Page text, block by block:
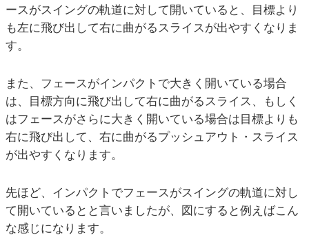
ースがスイングの軌道に対して開いていると、目標より
も左に飛び出して右に曲がるスライスが出やすくなりま
す。
また、フェースがインパクトで大きく開いている場合
は、目標方向に飛び出して右に曲がるスライス、もしく
はフェースがさらに大きく開いている場合は目標よりも
右に飛び出して、右に曲がるプッシュアウト・スライス
が出やすくなります。
先ほど、インパクトでフェースがスイングの軌道に対し
て開いているとと言いましたが、図にすると例えばこん
な感じになります。